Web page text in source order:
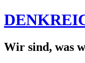
Wir sind, was